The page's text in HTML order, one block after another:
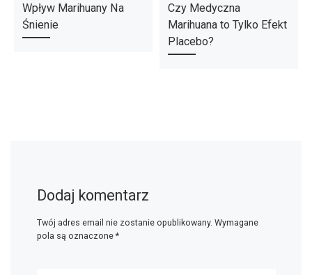
Wpływ Marihuany Na
Śnienie
Czy Medyczna
Marihuana to Tylko Efekt
Placebo?
Dodaj komentarz
Twój adres email nie zostanie opublikowany. Wymagane
pola są oznaczone *